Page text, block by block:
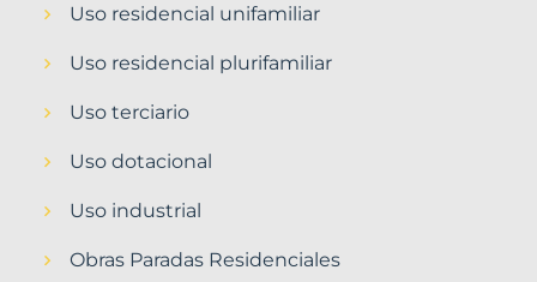
Uso residencial unifamiliar
Uso residencial plurifamiliar
Uso terciario
Uso dotacional
Uso industrial
Obras Paradas Residenciales